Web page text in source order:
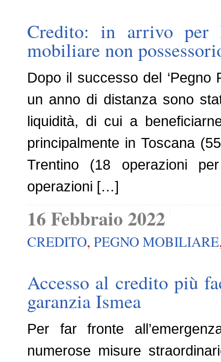
Credito: in arrivo per
mobiliare non
Dopo il successo del ‘Pegno
un anno di distanza sono
liquidità, di cui a
principalmente in Toscana
Trentino (18 operazioni
operazioni […]
16 Febbraio 2022
CREDITO, PEGNO MOBILIARE
Accesso al credito più
garanzia Ismea
Per far fronte
numerose misure